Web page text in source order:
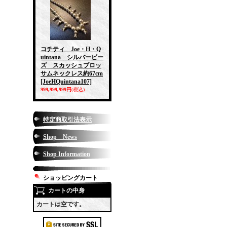
コチティ Joe・H・Q
uintana シルバービー
ズ スカッシュブロッ
サムネックレス約67cm
[JoeHQuintana107]
999,999,999円(税込)
特定商取引法表示
Shop News
Shop Information
ショッピングカート
カートの中身
カートは空です。